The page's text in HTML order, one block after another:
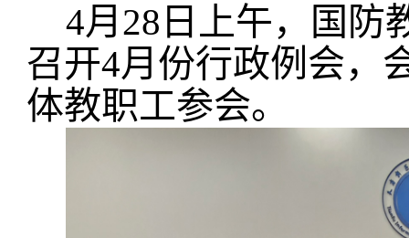
4月28日上午，国防
召开4月份行政例会，
体教职工参会。